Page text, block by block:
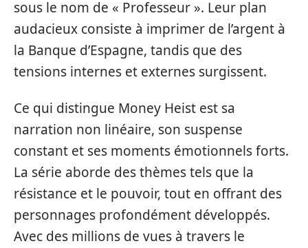
sous le nom de « Professeur ». Leur plan
audacieux consiste à imprimer de l’argent à
la Banque d’Espagne, tandis que des
tensions internes et externes surgissent.
Ce qui distingue Money Heist est sa
narration non linéaire, son suspense
constant et ses moments émotionnels forts.
La série aborde des thèmes tels que la
résistance et le pouvoir, tout en offrant des
personnages profondément développés.
Avec des millions de vues à travers le